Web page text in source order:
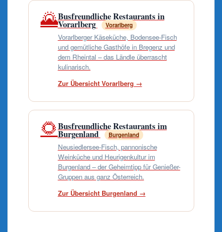
🌄Busfreundliche Restaurants in
Vorarlberg Vorarlberg
Vorarlberger Käseküche, Bodensee-Fisch
und gemütliche Gasthöfe in Bregenz und
dem Rheintal – das Ländle überrascht
kulinarisch.
Zur Übersicht Vorarlberg →
🌻Busfreundliche Restaurants im
Burgenland Burgenland
Neusiedlersee-Fisch, pannonische
Weinküche und Heurigenkultur im
Burgenland – der Geheimtipp für Genießer-
Gruppen aus ganz Österreich.
Zur Übersicht Burgenland →